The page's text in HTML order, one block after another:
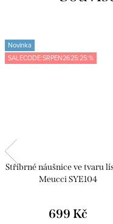
Novinka
SALECODE:SRPEN2625:25:%
Stříbrné náušnice ve tvaru
Meucci SYE104
699 Kč